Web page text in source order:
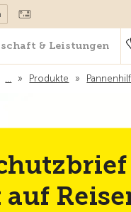
& Leistungen
… » Produkte »